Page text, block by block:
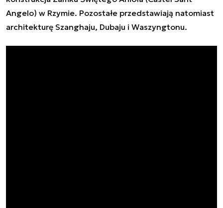
Angelo) w Rzymie. Pozostałe przedstawiają natomiast
architekturę Szanghaju, Dubaju i Waszyngtonu.